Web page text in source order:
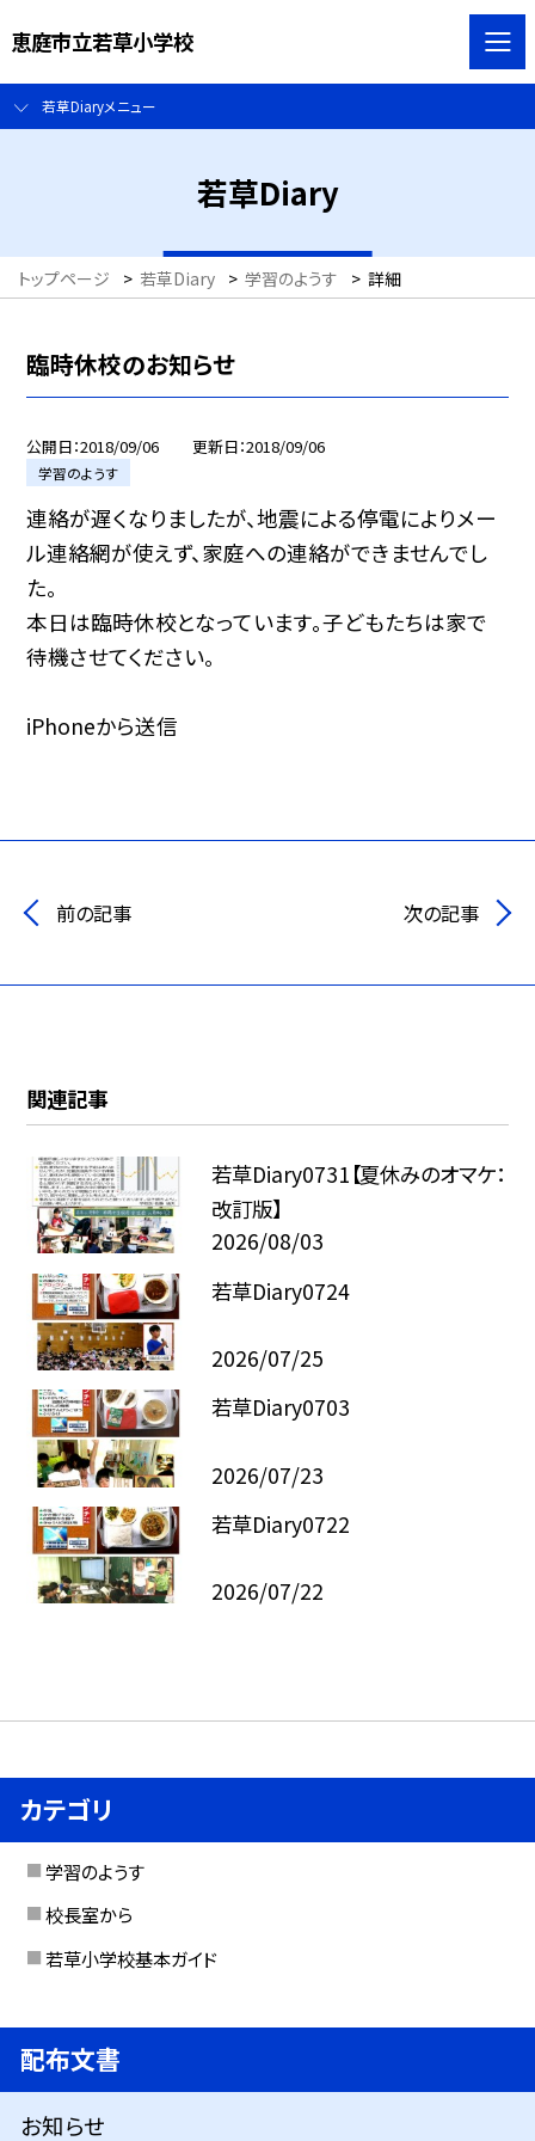
恵庭市立若草小学校
若草Diaryメニュー
若草Diary
トップページ > 若草Diary > 学習のようす > 詳細
臨時休校のお知らせ
公開日 2018/09/06 更新日 2018/09/06
学習のようす
連絡が遅くなりましたが、地震による停電によりメー
ル連絡網が使えず、家庭への連絡ができませんでし
た。
本日は臨時休校となっています。子どもたちは家で
待機させてください。
iPhoneから送信
前の記事 次の記事
関連記事
若草Diary0731【夏休みのオマケ：
改訂版】
2026/08/03
若草Diary0724
2026/07/25
若草Diary0703
2026/07/23
若草Diary0722
2026/07/22
カテゴリ
学習のようす
校長室から
若草小学校基本ガイド
配布文書
お知らせ